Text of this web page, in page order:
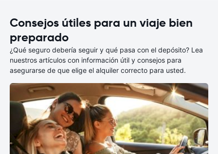
Consejos útiles para un viaje bien
preparado
¿Qué seguro debería seguir y qué pasa con el depósito? Lea
nuestros artículos con información útil y consejos para
asegurarse de que elige el alquiler correcto para usted.